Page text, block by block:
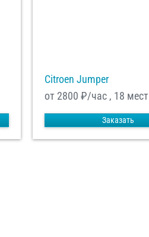
Citroen Jumper
от 2800 ₽/час , 18 мест
Заказать